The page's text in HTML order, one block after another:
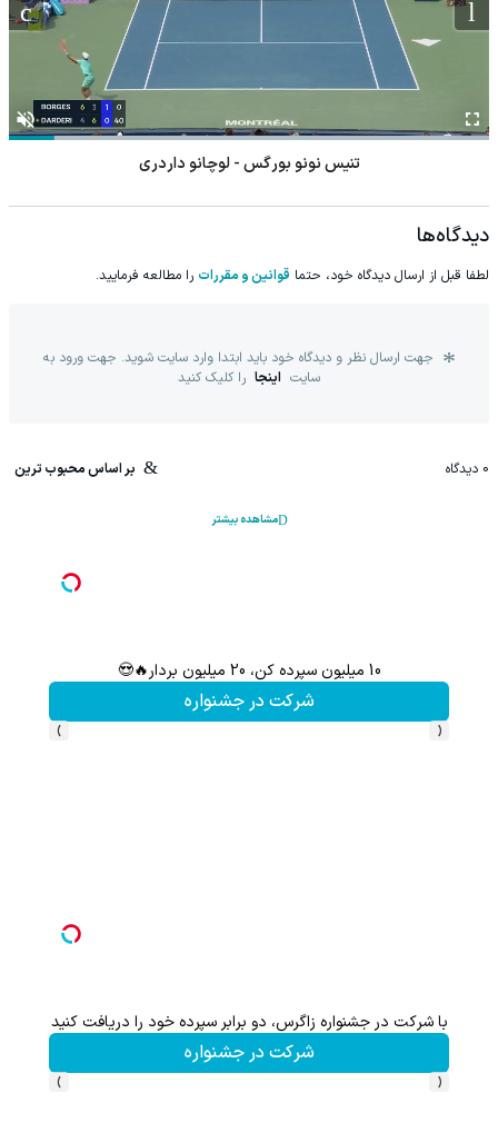
تنیس نونو بورگس - لوچانو داردری
دیدگاه‌ها
لطفا قبل از ارسال دیدگاه خود، حتما قوانین و مقررات را مطالعه فرمایید.
جهت ارسال نظر و دیدگاه خود باید ابتدا وارد سایت شوید. جهت ورود به
سایت اینجا را کلیک کنید
0 دیدگاه بر اساس محبوب ترین
مشاهده بیشتر
این پک تقویت موی جلبک رسانه ای شد (کلیک جهت اطلاعات بیشتر)
تخفیف ویژه!
‹
›
سرمایه‌اتو توی مدت کم دو برابر کن! (جشنواره ویژه زاگرس)🔥
شرکت در جشنواره
‹
›